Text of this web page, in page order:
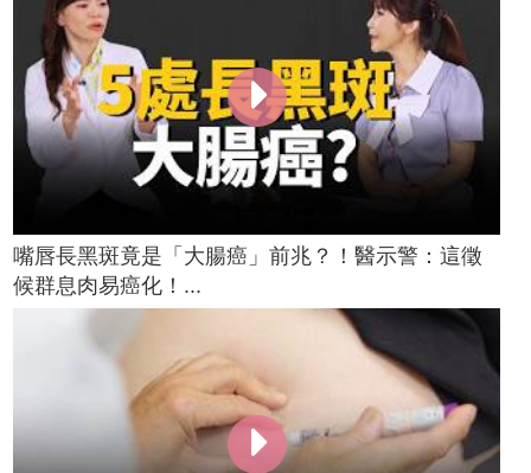
嘴唇長黑斑竟是「大腸癌」前兆？！醫示警：這徵
候群息肉易癌化！...